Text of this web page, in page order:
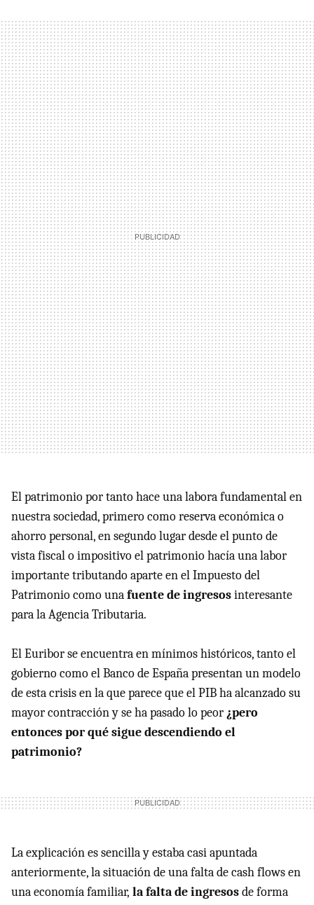
El patrimonio por tanto hace una labora fundamental en
nuestra sociedad, primero como reserva económica o
ahorro personal, en segundo lugar desde el punto de
vista fiscal o impositivo el patrimonio hacía una labor
importante tributando aparte en el Impuesto del
Patrimonio como unafuente de ingresosinteresante
para la Agencia Tributaria.
El Euribor se encuentra en mínimos históricos, tanto el
gobierno como el Banco de España presentan un modelo
de esta crisis en la que parece que el PIB ha alcanzado su
mayor contracción y se ha pasado lo peor ¿pero
entonces por qué sigue descendiendo el
patrimonio?
La explicación es sencilla y estaba casi apuntada
anteriormente, la situación de una falta de cash flows en
una economía familiar, la falta de ingresosde forma